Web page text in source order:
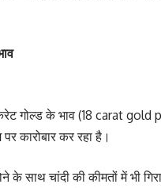
गोल्ड के भाव (18 carat gold
कारोबार कर रहा है।
के साथ चांदी की कीमतों में भी